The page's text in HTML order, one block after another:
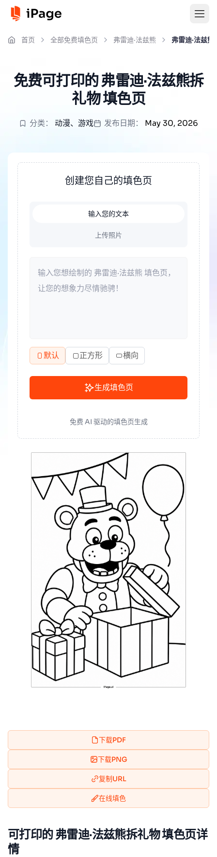
首页 全部免费填色页 弗雷迪·法兹熊 弗雷迪·法兹熊
免费可打印的 弗雷迪·法兹熊拆
礼物 填色页
分类： 动漫、 游戏 发布日期： May 30, 2026
创建您自己的填色页
输入您的文本
上传照片
默认 正方形 横向
生成填色页
免费 AI 驱动的填色页生成
下载PDF
下载PNG
复制URL
在线填色
可打印的 弗雷迪·法兹熊拆礼物 填色页详
情